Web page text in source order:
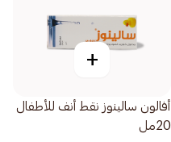
+
أفالون سالينوز نقط أنف للأطفال
20مل